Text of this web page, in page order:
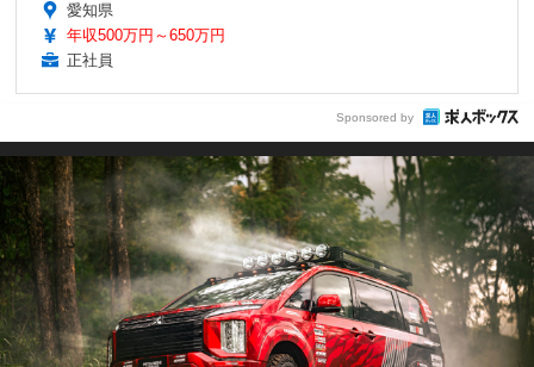
愛知県
年収500万円～650万円
正社員
Sponsored by